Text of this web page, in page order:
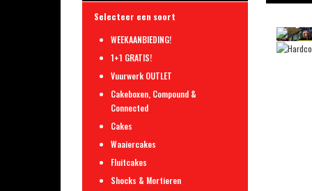
Selecteer een soort
WEEKAANBIEDING!
1+1 GRATIS!
Vuurwerk OUTLET
Cakeboxen, Compound &
Connected
Cakes
Waaiercakes
Fluitcakes
Shocks & Mortieren